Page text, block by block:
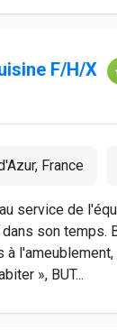
F/H/X
France
service de
son temps.
», BUT...